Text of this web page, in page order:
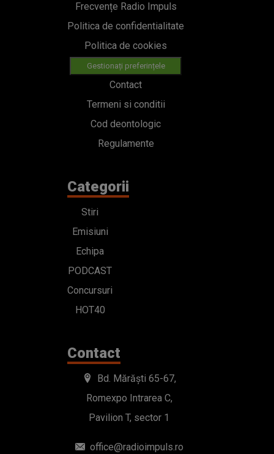
Frecvențe Radio Impuls
Politica de confidentialitate
Politica de cookies
Gestionați preferințele
Contact
Termeni si conditii
Cod deontologic
Regulamente
Categorii
Stiri
Emisiuni
Echipa
PODCAST
Concursuri
HOT40
Contact
Bd. Mărăști 65-67,
Romexpo Intrarea C,
Pavilion T, sector 1
office@radioimpuls.ro